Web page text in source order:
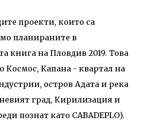
проекти, които са
планираните в
книга на Пловдив 2019. Това
Космос, Капана - квартал на
остров Адата и река
град, Кирилизация и
познат като CABADEPLO).